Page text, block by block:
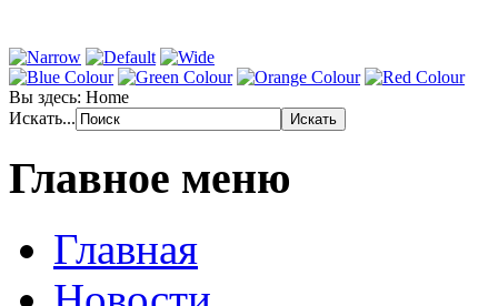
Вы здесь: Home
Искать...
Главное меню
Главная